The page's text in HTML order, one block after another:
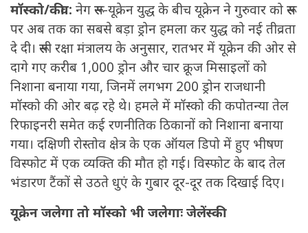
मॉस्को/कीव: नेग रूस-यूक्रेन युद्ध के बीच यूक्रेन ने गुरुवार को रूस
पर अब तक का सबसे बड़ा ड्रोन हमला कर युद्ध को नई तीव्रता
दे दी। रूसी रक्षा मंत्रालय के अनुसार, रातभर में यूक्रेन की ओर से
दागे गए करीब 1,000 ड्रोन और चार क्रूज मिसाइलों को
निशाना बनाया गया, जिनमें लगभग 200 ड्रोन राजधानी
मॉस्को की ओर बढ़ रहे थे। हमले में मॉस्को की कपोतन्या तेल
रिफाइनरी समेत कई रणनीतिक ठिकानों को निशाना बनाया
गया। दक्षिणी रोस्तोव क्षेत्र के एक ऑयल डिपो में हुए भीषण
विस्फोट में एक व्यक्ति की मौत हो गई। विस्फोट के बाद तेल
भंडारण टैंकों से उठते धुएं के गुबार दूर-दूर तक दिखाई दिए।
यूक्रेन जलेगा तो मॉस्को भी जलेगाः जेलेंस्की